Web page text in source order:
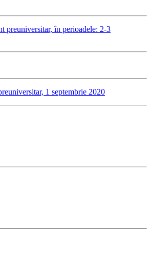
preuniversitar, în perioadele: 2-3
1 septembrie 2020